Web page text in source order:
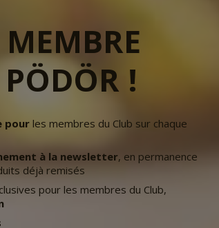
!
pour les membres du Club sur chaque
à la newsletter, en permanence
déjà remisés
pour les membres du Club,